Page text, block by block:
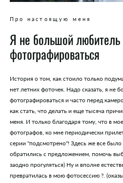
Про настоящую меня
Я не большой любитель
фотографироваться
История о том, как стоило только
нет летних фоточек. Надо сказать, я не
фотографироваться и часто перед
как стать, что делать и еще тысяча
меня. И только благодаря тому, что в
фотографов, ко мне периодически
серии "подсмотрено"! Здесь же все
обратились с предложением, помочь
заодно прогуляться) Ну и вполне
превратилась в мою фотосессию ?.